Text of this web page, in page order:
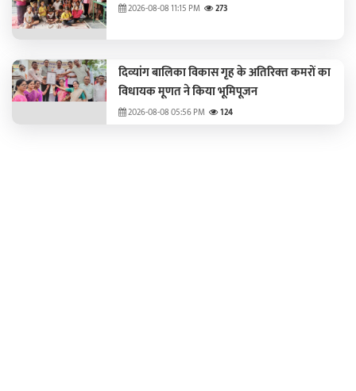
2026-08-08 11:15 PM 273
दिव्‍यांग बालिका विकास गृह के अतिरिक्‍त कमरों का
विधायक मूणत ने किया भूमिपूजन
2026-08-08 05:56 PM 124